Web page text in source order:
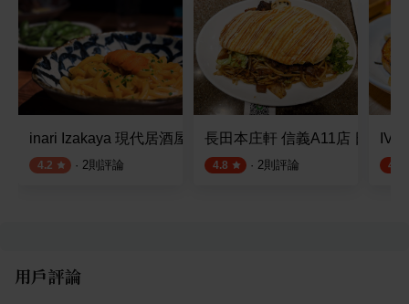
inari Izakaya 現代居酒屋
4.2 · 2則評論
長田本庄軒 信義A11店 日式炒
4.8 · 2則評論 4.5
用戶評論